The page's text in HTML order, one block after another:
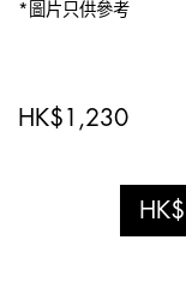
*圖片只供參考
HK$1,230
HK$